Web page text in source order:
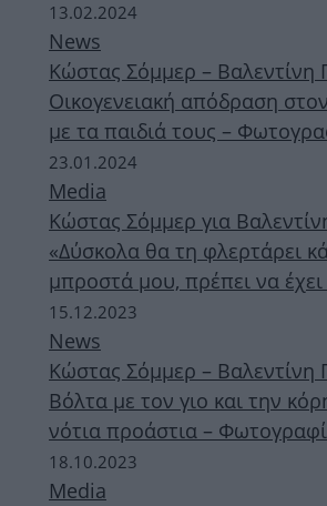
13.02.2024
News
Κώστας Σόμμερ – Βαλεντίνη
Οικογενειακή απόδραση
με τα παιδιά τους –
23.01.2024
Media
Κώστας Σόμμερ για
«Δύσκολα θα τη φλερτάρει
μπροστά μου, πρέπει να
15.12.2023
News
Κώστας Σόμμερ – Βαλεντίνη
Βόλτα με τον γιο και την
νότια προάστια –
18.10.2023
Media